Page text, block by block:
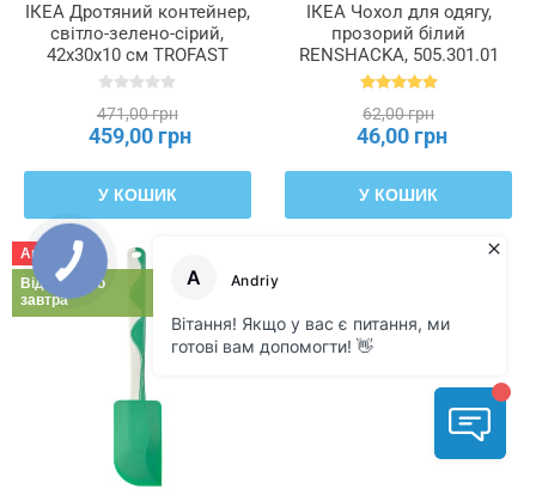
ІКЕА Дротяний контейнер,
світло-зелено-сірий,
42x30x10 см TROFAST
ТРУФАСТ, 905.185.74
471,00 грн
459,00 грн
У КОШИК
ІКЕА Чохол для одягу,
прозорий білий
RENSHACKA, 505.301.01
62,00 грн
46,00 грн
У КОШИК
Акція
Відправимо
завтра